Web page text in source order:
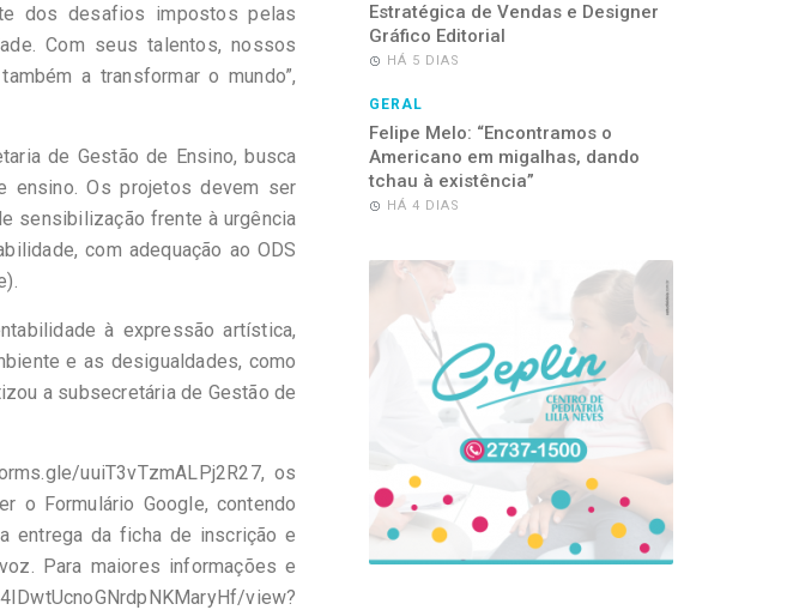
dos desafios impostos pelas
Com seus talentos, nossos
a transformar o mundo”,
de Gestão de Ensino, busca
ensino. Os projetos devem ser
sensibilização frente à urgência
com adequação ao ODS
à expressão artística,
e as desigualdades, como
a subsecretária de Gestão de
uuiT3vTzmALPj2R27, os
o Formulário Google, contendo
entrega da ficha de inscrição e
Para maiores informações e
view?
Estratégica de Vendas e Designer
Gráfico Editorial
HÁ 5 DIAS
GERAL
Felipe Melo: “Encontramos o
Americano em migalhas, dando
tchau à existência”
HÁ 4 DIAS